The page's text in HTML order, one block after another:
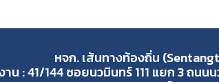
หจก. เส้นทางท้องถิ่น
าน : 41/144 ซอยนวมินทร์ 111 แยก 3 ถน